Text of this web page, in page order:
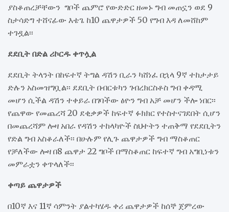
ያስቆጠረቻቸውን ግቦች ጨምሮ የውድድር ዘመኑ ግብ መጠኗን ወደ 9
ስታሳድግ ተሸናፊው እቴጌ ከ10 ጨዋታዎች 50 የግብ እዳ ለመሸከም
ተገዷል፡፡
ደደቢት በድል ሪኮርዱ ቀጥሏል
ደደቢት ትላንት በከፍተኛ ትግል ዳሽን ቢራን ካሸነፈ በኋላ 9ኛ ተከታታይ
ድሉን አስመዝግቧል፡፡ ደደቢት በብርቱካን ገብረክርስቶስ ግብ ቀዳሚ
መሆን ሲችል ዳሽን ተቀይራ በገባችው ፅዮን ግብ አቻ መሆን ችሎ ነበር፡፡
የጨዋው የመጨረሻ 20 ደቂቃዎች ከፍተኛ ፉክክር የተስተናገደበት ሲሆን
በመጨረሻም ሎዛ አበራ የዳሽን ተከላካዮች ስህተትን ተጠቅማ የደደቢትን
የድል ግብ አስቆራለች፡፡ በሁሉም የሊጉ ጨዋታዎች ግብ ማስቆጠር
የቻለችው ሎዛ በ8 ጨዋታ 22 ግቦች በማስቆጠር ከፍተኛ ግብ አግቢነቱን
መምራቷን ቀጥላለች፡፡
ቀጣይ ጨዋታዎች
በ10ኛ እና 11ኛ ሳምንት ያልተካሄዱ ቀሪ ጨዋታዎች ከሰኞ ጀምረው